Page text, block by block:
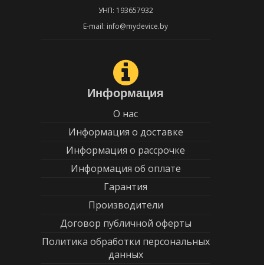
УНП: 193657932
E-mail: info@mydevice.by
Информация
О нас
Информация о доставке
Информация о рассрочке
Информация об оплате
Гарантия
Производители
Договор публичной оферты
Политика обработки персональных
данных